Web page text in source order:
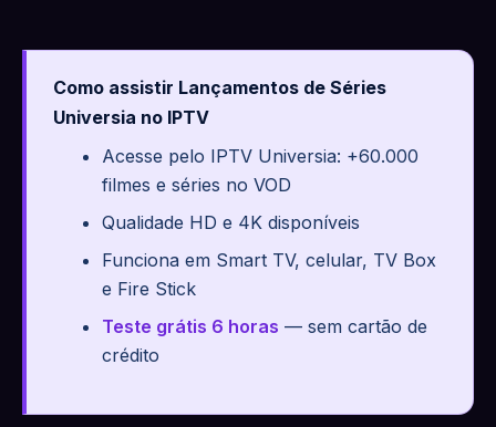
Como assistir Lançamentos de Séries
Universia no IPTV
Acesse pelo IPTV Universia: +60.000
filmes e séries no VOD
Qualidade HD e 4K disponíveis
Funciona em Smart TV, celular, TV Box
e Fire Stick
Teste grátis 6 horas — sem cartão de
crédito